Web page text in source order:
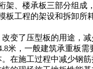
架、楼承板三部分组
板工程的架设和拆卸
变了压型板的用途，
米，一般建筑承重板
在施工过程中减少钢